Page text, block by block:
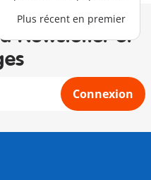
Plus récent en premier
Newsletter et
Connexion